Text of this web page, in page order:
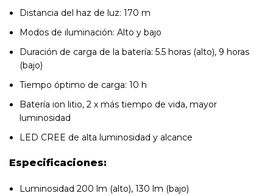
Distancia del haz de luz: 170 m
Modos de iluminación: Alto y bajo
Duración de carga de la batería: 5.5 horas (alto), 9 horas
(bajo)
Tiempo óptimo de carga: 10 h
Batería ion litio, 2 x más tiempo de vida, mayor
luminosidad
LED CREE de alta luminosidad y alcance
Especificaciones:
Luminosidad 200 lm (alto), 130 lm (bajo)